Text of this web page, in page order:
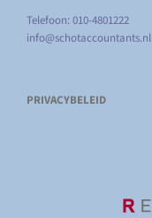
Telefoon: 010-4801222
info@schotaccountants.nl
PRIVACYBELEID